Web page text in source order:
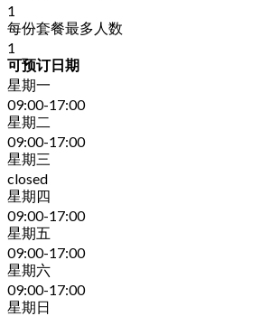
1
每份套餐最多人数
1
可预订日期
星期一
09:00-17:00
星期二
09:00-17:00
星期三
closed
星期四
09:00-17:00
星期五
09:00-17:00
星期六
09:00-17:00
星期日